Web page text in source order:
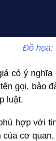
Đồ họa:
có ý
gọi, bảo
luật.
hợp với
cơ